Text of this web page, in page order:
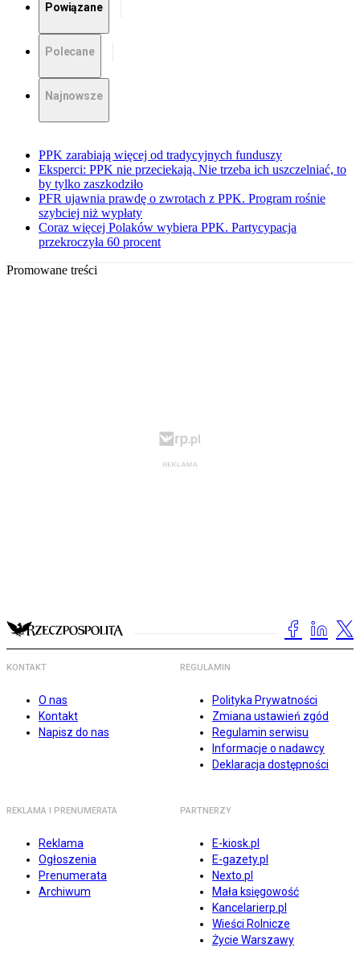
Powiązane
Polecane
Najnowsze
PPK zarabiają więcej od tradycyjnych funduszy
Eksperci: PPK nie przeciekają. Nie trzeba ich uszczelniać, to
by tylko zaszkodziło
PFR ujawnia prawdę o zwrotach z PPK. Program rośnie
szybciej niż wypłaty
Coraz więcej Polaków wybiera PPK. Partycypacja
przekroczyła 60 procent
Promowane treści
KONTAKT
O nas
Kontakt
Napisz do nas
REGULAMIN
Polityka Prywatności
Zmiana ustawień zgód
Regulamin serwisu
Informacje o nadawcy
Deklaracja dostępności
REKLAMA I PRENUMERATA
Reklama
Ogłoszenia
Prenumerata
Archiwum
PARTNERZY
E-kiosk.pl
E-gazety.pl
Nexto.pl
Mała księgowość
Kancelarierp.pl
Wieści Rolnicze
Życie Warszawy